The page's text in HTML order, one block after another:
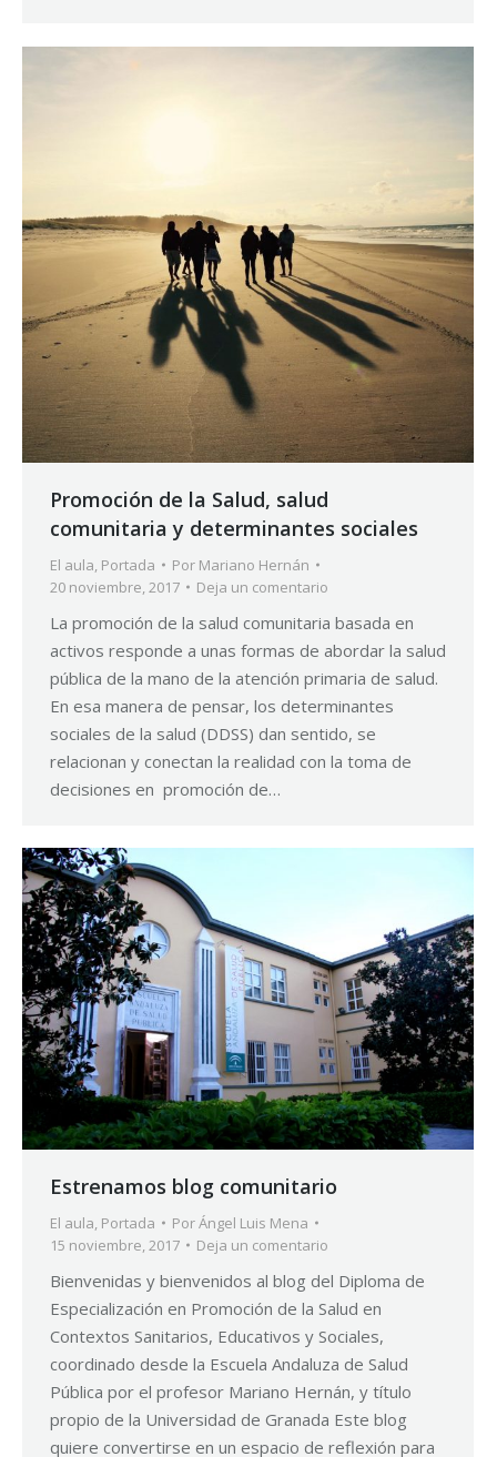
Promoción de la Salud, salud
comunitaria y determinantes sociales
El aula, Portada Por Mariano Hernán
20 noviembre, 2017
Deja un comentario
La promoción de la salud comunitaria basada en
activos responde a unas formas de abordar la salud
pública de la mano de la atención primaria de salud.
En esa manera de pensar, los determinantes
sociales de la salud (DDSS) dan sentido, se
relacionan y conectan la realidad con la toma de
decisiones en promoción de…
Estrenamos blog comunitario
El aula Portada PorÁngel Luis Mena
15 noviembre, 2017
Deja un comentario
Bienvenidas y bienvenidos al blog del Diploma de
Especialización en Promoción de la Salud en
Contextos Sanitarios, Educativos y Sociales,
coordinado desde la Escuela Andaluza de Salud
Pública por el profesor Mariano Hernán, y título
propio de la Universidad de Granada Este blog
quiere convertirse en un espacio de reflexión para